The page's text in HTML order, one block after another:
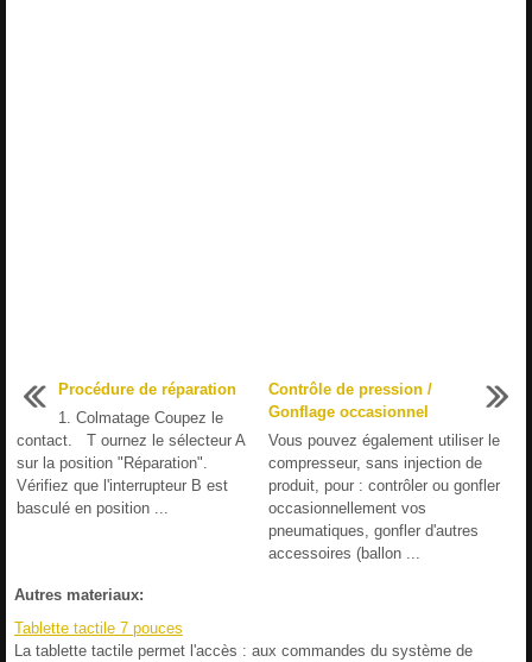
Procédure de réparation
1. Colmatage Coupez le
contact. T ournez le sélecteur A
sur la position "Réparation".
Vérifiez que l'interrupteur B est
basculé en position ...
Contrôle de pression /
Gonflage occasionnel
Vous pouvez également utiliser le
compresseur, sans injection de
produit, pour : contrôler ou gonfler
occasionnellement vos
pneumatiques, gonfler d'autres
accessoires (ballon ...
Autres materiaux:
Tablette tactile 7 pouces
La tablette tactile permet l'accès : aux commandes du système de